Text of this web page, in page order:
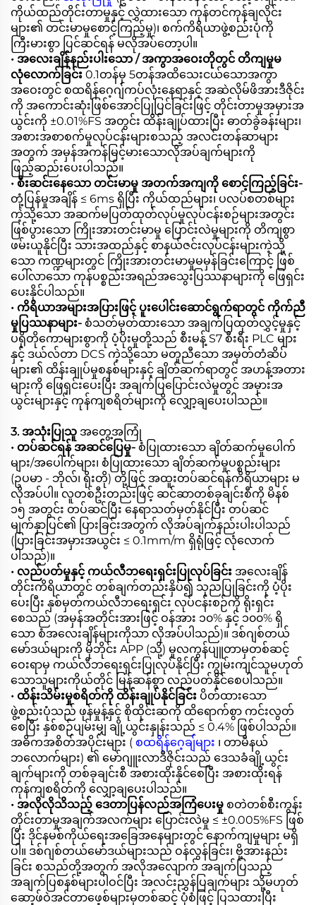
ကိုယ်ထည်တိုင်းတာမှုနှင့် လွှဲထားသော ကုန်တင်ကုန်ချလိုင်း
များ၏ တင်းမာမှုစောင့်ကြည့်မှု)၊ စက်ကိရိယာဖွဲ့စည်းပုံကို
ကြီးမားစွာ ပြင်ဆင်ရန် မလိုအပ်တော့ပါ။
• အလေးချိန်နည်းပါးသော / အကွာအဝေးတိုတွင် တိကျမှုမ
လုံလောက်ခြင်း 0.1တန်မှ 5တန်အထိသေးငယ်သောအကွာ
အဝေးတွင် စထရိန်ဂေ့ဂျ်ကပ်လုံးနေရာနှင့် အဆဲလိုမ်ဖိအားဒီဇိုင်း
ကို အကောင်းဆုံးဖြစ်အောင်ပြုပြင်ခြင်းဖြင့် တိုင်းတာမှုအမှားအ
ယွင်းကို ±0.01%FS အတွင်း ထိန်းချုပ်ထားပြီး ဓာတ်ခွဲခန်းများ၊
အစားအစာစက်မှုလုပ်ငန်းများစသည့် အလင်းတန်ဆာများ
အတွက် အမှန်အကန်မြင့်မားသောလိုအပ်ချက်များကို
ဖြည့်ဆည်းပေးပါသည်။
• စီးဆင်းနေသော တင်းမာမှု အတက်အကျကို စောင့်ကြည့်ခြင်း-
တုံ့ပြန်မှုအချိန် ≤ 6ms ရှိပြီး ကိုယ်ထည်များ၊ ပလပ်စတစ်များ
ကဲ့သို့သော အဆက်မပြတ်ထုတ်လုပ်မှုလုပ်ငန်းစဉ်များအတွင်း
ဖြစ်ပွားသော ကြိုးအားတင်းမာမှု ပြောင်းလဲမှုများကို တိကျစွာ
ဖမ်းယူနိုင်ပြီး သားအထည်နှင့် စာနယ်ဇင်းလုပ်ငန်းများကဲ့သို့
သော ကဏ္ဍများတွင် ကြိုးအားတင်းမာမှုမမှန်ခြင်းကြောင့် ဖြစ်
ပေါ်လာသော ကုန်ပစ္စည်းအရည်အသွေးပြဿနာများကို ဖြေရှင်း
ပေးနိုင်ပါသည်။
• ကိရိယာအများအပြားဖြင့် ပူးပေါင်းဆောင်ရွက်ရာတွင် ကိုက်ညီ
မှုပြဿနာများ- စံသတ်မှတ်ထားသော အချက်ပြထုတ်လွှင့်မှုနှင့်
ပရိုတိုကောများစွာကို ပံ့ပိုးမှုတို့သည် စီးမန့် S7 စီးရီး PLC များ
နှင့် ဒယ်လ်တာ DCS ကဲ့သို့သော မတူညီသော အမှတ်တံဆိပ်
များ၏ ထိန်းချုပ်မှုစနစ်များနှင့် ချိတ်ဆက်ရာတွင် အဟန့်အတား
များကို ဖြေရှင်းပေးပြီး အချက်ပြပြောင်းလဲမှုတွင် အမှားအ
ယွင်းများနှင့် ကုန်ကျစရိတ်များကို လျှော့ချပေးပါသည်။
3. အသုံးပြုသူ အတွေ့အကြုံ
• တပ်ဆင်ရန် အဆင်ပြေမှု- စံပြုထားသော ချိတ်ဆက်မှုပေါက်
များ/အပေါက်များ၊ စံပြုထားသော ချိတ်ဆက်မှုပစ္စည်းများ
(ဥပမာ - ဘိုလ်၊ ရိုးတို) တို့ဖြင့် အထူးတပ်ဆင်ရန်ကိရိယာများ မ
လိုအပ်ပါ။ လူတစ်ဦးတည်းဖြင့် ဆင်ဆာတစ်ခုချင်းစီကို မိနစ်
၁၅ အတွင်း တပ်ဆင်ပြီး နေရာသတ်မှတ်နိုင်ပြီး တပ်ဆင်
မျက်နှာပြင်၏ ပြားခြင်းအတွက် လိုအပ်ချက်နည်းပါးပါသည်
(ပြားခြင်းအမှားအယွင်း ≤ 0.1mm/m ရှိရုံဖြင့် လုံလောက်
ပါသည်)။
• လည်ပတ်မှုနှင့် ကယ်လီဘရေးရှင်းပြုလုပ်ခြင်း အလေးချိန်
တိုင်းကိရိယာတွင် တစ်ချက်တည်းနှိပ်၍ သုညပြုခြင်းကို ပံ့ပိုး
ပေးပြီး နှစ်မှတ်ကယ်လီဘရေးရှင်း လုပ်ငန်းစဉ်ကို ရိုးရှင်း
စေသည် (အမှန်အတိုင်းအားဖြင့် ဝန်အား ၁၀% နှင့် ၁၀၀% ရှိ
သော စံအလေးချိန်များကိုသာ လိုအပ်ပါသည်)။ ဒစ်ဂျစ်တယ်
မော်ဒယ်များကို မိုဘိုင်း APP (သို့) မူလကွန်ပျူတာမှတစ်ဆင့်
ဝေးရာမှ ကယ်လီဘရေးရှင်းပြုလုပ်နိုင်ပြီး ကျွမ်းကျင်သူမဟုတ်
သောသူများကိုယ်တိုင် မြန်ဆန်စွာ လည်ပတ်နိုင်စေပါသည်။
• ထိန်းသိမ်းမှုစရိတ်ကို ထိန်းချုပ်နိုင်ခြင်း ပိတ်ထားသော
ဖွဲ့စည်းပုံသည် ဖုန်မှုန့်နှင့် စိုထိုင်းဆကို ထိရောက်စွာ ကင်းလွတ်
စေပြီး နှစ်စဉ်ပျမ်းမျှ ချို့ယွင်းနှုန်းသည် ≤ 0.4% ဖြစ်ပါသည်။
အဓိကအစိတ်အပိုင်းများ ( စထရိန်ဂေ့ချ်များ ၊ တာမီနယ်
ဘလောက်များ) ၏ မော်ဂျူးလာဒီဇိုင်းသည် ဒေသခံချို့ယွင်း
ချက်များကို တစ်ခုချင်းစီ အစားထိုးနိုင်စေပြီး အစားထိုးရန်
ကုန်ကျစရိတ်ကို လျှော့ချပေးပါသည်။
• အလိုလိုသိသည့် ဒေတာပြန်လည်အကြံပေးမှု စတဲတစ်စီးကွန်း
တိုင်းတာမှုအချက်အလက်များ ပြောင်းလဲမှု ≤ ±0.005%FS ဖြစ်
ပြီး ဒိုင်နမစ်ကိုယ်ရေးအခြေအနေများတွင် နောက်ကျမှုများ မရှိ
ပါ။ ဒစ်ဂျစ်တယ်မော်ဒယ်များသည် ဝန်လွန်ခြင်း၊ ဗို့အားနည်း
ခြင်း စသည်တို့အတွက် အလိုအလျောက် အချက်ပြသည့်
အချက်ပြစနစ်များပါဝင်ပြီး အလင်းညွှန်ပြချက်များ သို့မဟုတ်
ဆော့ဖ်ဝဲအင်တာဖေ့စ်များမှတစ်ဆင့် ပုံစံဖြင့် ပြသထားပြီး